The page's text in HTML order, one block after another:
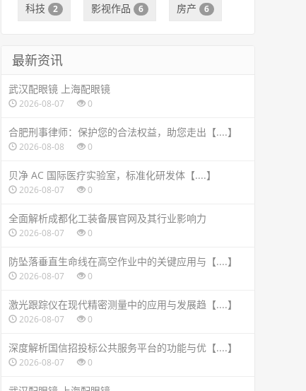
科技 2 影视作品 6 房产 6
最新资讯
武汉配眼镜 上海配眼镜
2026-08-07 0
合肥刑事律师：保护您的合法权益，助您走出【....】
2026-08-08 0
贝净 AC 国际医疗实验室，标准化研发体【....】
2026-08-07 0
全面解析成都化工装备展官网及其行业影响力
2026-08-07 0
防坠落垂直生命线在高空作业中的关键应用与【....】
2026-08-07 0
激光跟踪仪在现代精密测量中的应用与发展趋【....】
2026-08-07 0
深度解析国信招投标公共服务平台的功能与优【....】
2026-08-07 0